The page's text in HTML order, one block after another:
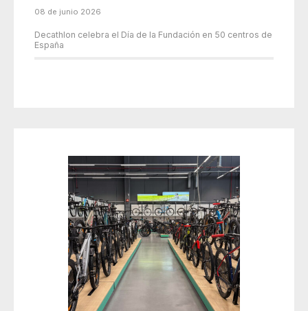
08 de junio 2026
Decathlon celebra el Día de la Fundación en 50 centros de
España